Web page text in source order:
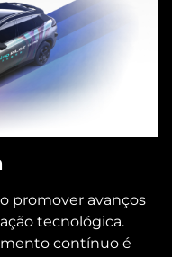
promover avanços
tecnológica.
contínuo é